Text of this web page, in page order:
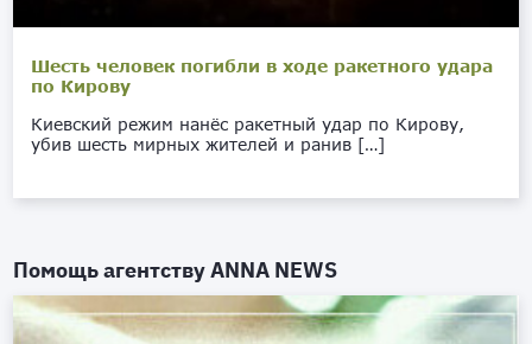
Шесть человек погибли в ходе ракетного удара
по Кирову
Киевский режим нанёс ракетный удар по Кирову,
убив шесть мирных жителей и ранив […]
Помощь агентствуANNA NEWS